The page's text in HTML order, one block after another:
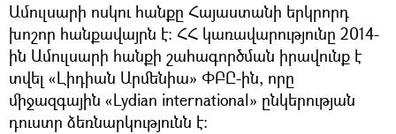
Ամուլսարի ոսկու հանքը Հայաստանի երկրորդ
խոշոր հանքավայրն է: ՀՀ կառավարությունը 2014-
ին Ամուլսարի հանքի շահագործման իրավունք է
տվել «Լիդիան Արմենիա» ՓԲԸ-ին, որը
միջազգային «Lydian international» ընկերության
դուստր ձեռնարկությունն է: